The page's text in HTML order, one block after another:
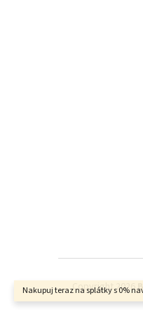
Nakupuj teraz na splátky s 0%
Copyright 2026